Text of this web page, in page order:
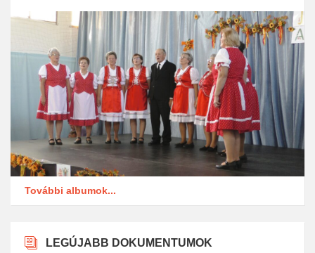
További albumok...
LEGÚJABB DOKUMENTUMOK